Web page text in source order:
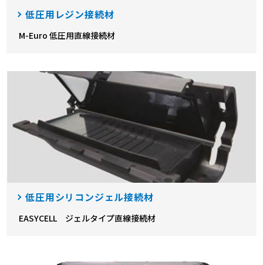
低圧用レジン接続材
M-Euro 低圧用直線接続材
低圧用シリコンジェル接続材
EASYCELL ジェルタイプ直線接続材